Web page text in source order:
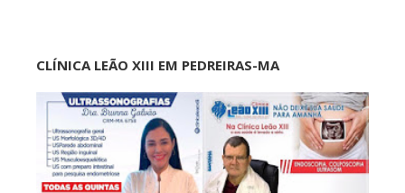
CLÍNICA LEÃO XIII EM PEDREIRAS-MA